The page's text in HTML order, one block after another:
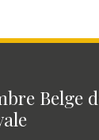
Belge